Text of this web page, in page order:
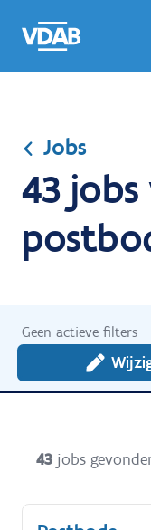
naar
een
een
job
naar
Jobs
43
Geen actieve filters
43 jobs